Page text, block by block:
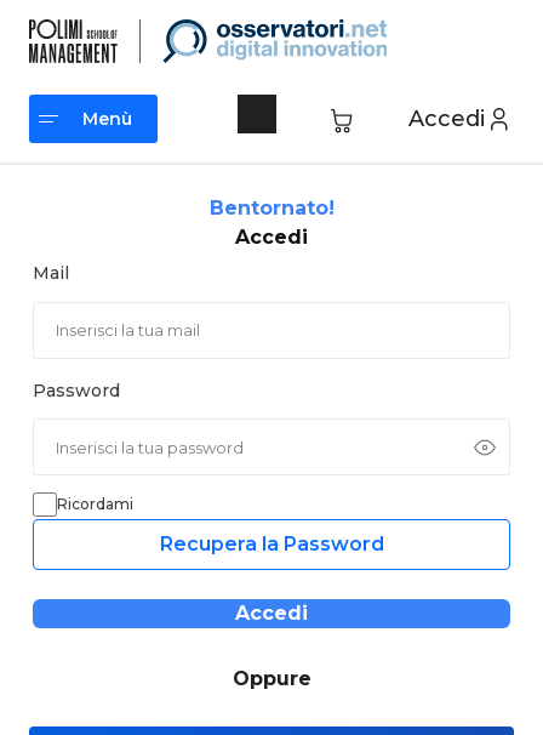
contenuto
Accedi
Menù
Bentornato!
Accedi
Mail
Password
Ricordami
Recupera la Password
Accedi
Oppure